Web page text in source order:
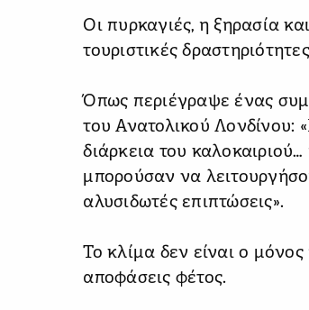
Οι πυρκαγιές, η ξηρασία
τουριστικές
Όπως περιέγραψε ένας
του Ανατολικού
διάρκεια του
μπορούσαν να
αλυσιδωτές επιπτώσεις».
Το κλίμα δεν είναι ο
αποφάσεις φέτος.